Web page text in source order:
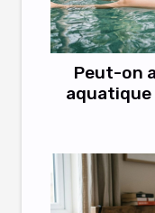
Peut-on
aquatique